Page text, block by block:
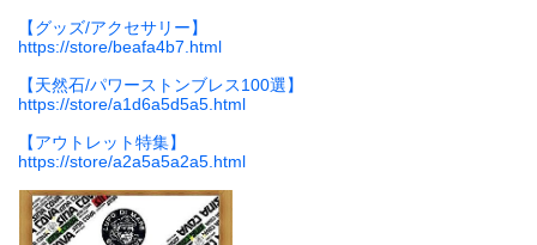
【グッズ/アクセサリー】
https://store/beafa4b7.html
【天然石/パワーストンブレス100選】
https://store/a1d6a5d5a5.html
【アウトレット特集】
https://store/a2a5a5a2a5.html